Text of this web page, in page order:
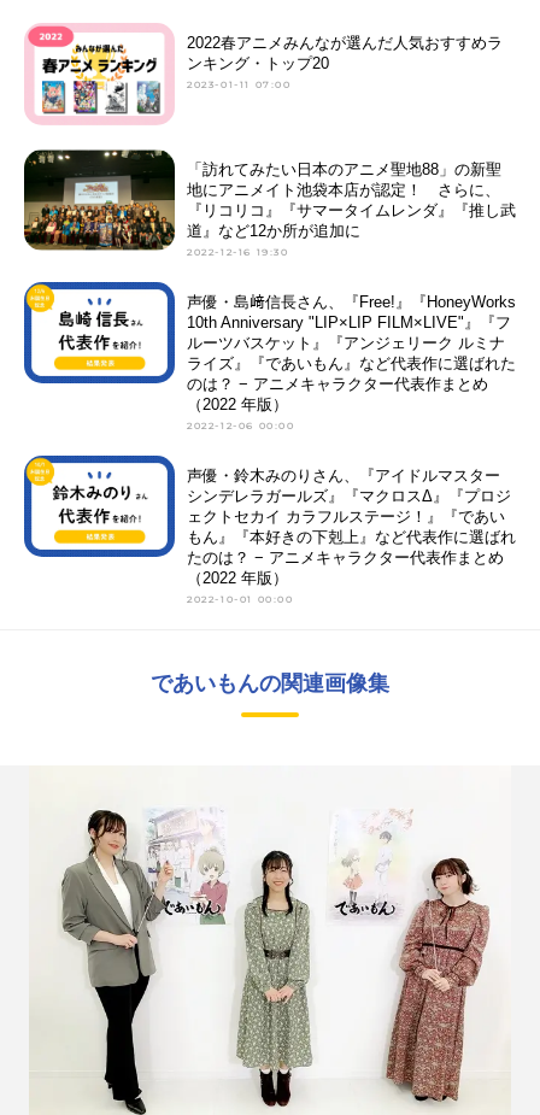
2022春アニメみんなが選んだ人気おすすめラ
ンキング・トップ20
2023-01-11 07:00
「訪れてみたい日本のアニメ聖地88」の新聖
地にアニメイト池袋本店が認定！ さらに、
『リコリコ』『サマータイムレンダ』『推し武
道』など12か所が追加に
2022-12-16 19:30
声優・島﨑信長さん、『Free!』『HoneyWorks
10th Anniversary "LIP×LIP FILM×LIVE"』『フ
ルーツバスケット』『アンジェリーク ルミナ
ライズ』『であいもん』など代表作に選ばれた
のは？ − アニメキャラクター代表作まとめ
（2022 年版）
2022-12-06 00:00
声優・鈴木みのりさん、『アイドルマスター
シンデレラガールズ』『マクロスΔ』『プロジ
ェクトセカイ カラフルステージ！』『であい
もん』『本好きの下剋上』など代表作に選ばれ
たのは？ − アニメキャラクター代表作まとめ
（2022 年版）
2022-10-01 00:00
であいもんの関連画像集